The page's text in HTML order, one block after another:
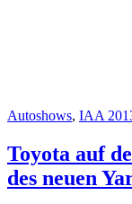
Autoshows, IAA
Toyota auf
des neuen